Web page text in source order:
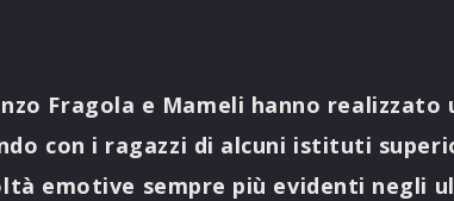
Fragola e Mameli hanno realizzato
con i ragazzi di alcuni istituti
emotive sempre più evidenti negli